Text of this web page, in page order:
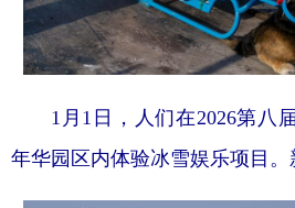
1月1日，人们在2026第八
年华园区内体验冰雪娱乐项目